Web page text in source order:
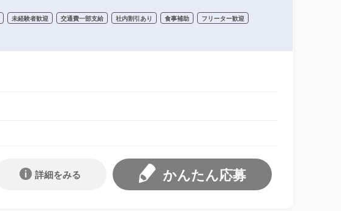
未経験者歓迎 交通費一部支給 社内割引あり 食事補助 フリーター歓迎
かんたん応募
詳細をみる